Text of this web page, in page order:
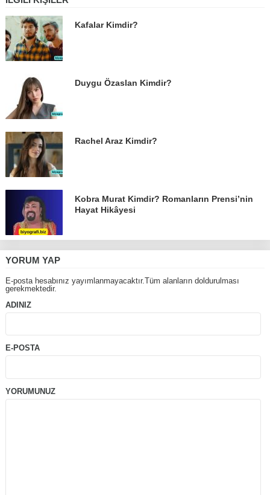
Kafalar Kimdir?
Duygu Özaslan Kimdir?
Rachel Araz Kimdir?
Kobra Murat Kimdir? Romanların Prensi’nin
Hayat Hikâyesi
YORUM YAP
E-posta hesabınız yayımlanmayacaktır.Tüm alanların doldurulması
gerekmektedir.
ADINIZ
E-POSTA
YORUMUNUZ